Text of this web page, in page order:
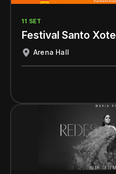
11 SET
Festival Santo Xote
Arena Hall